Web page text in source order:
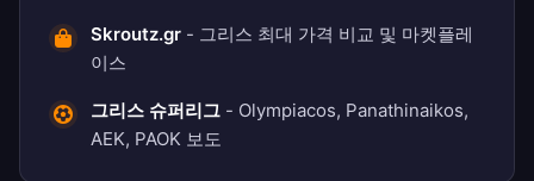
Skroutz.gr - 그리스 최대 가격 비교 및 마켓플레
이스
그리스 슈퍼리그 - Olympiacos, Panathinaikos,
AEK, PAOK 보도